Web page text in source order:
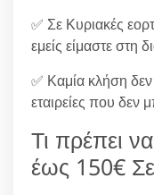
✅ Σε Κυριακές
εμείς είμαστε στη
✅ Καμία κλήση
εταιρείες που δεν
Τι πρέπει
έως 150€